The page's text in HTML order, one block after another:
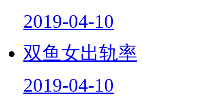
2019-04-10
双鱼女出轨率
2019-04-10